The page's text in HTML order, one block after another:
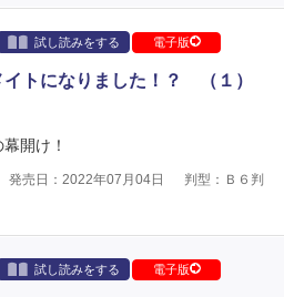
試し読みをする 電子版
トになりました！？ （１）
開け！
発売日：2022年07月04日 判型：Ｂ６判
試し読みをする 電子版